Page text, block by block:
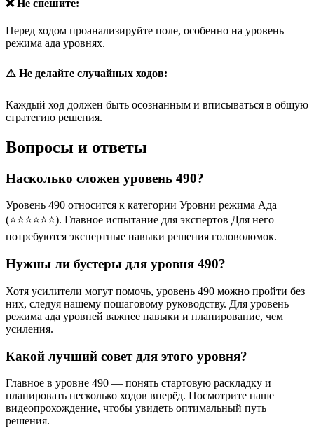
❌ Не спешите:
Перед ходом проанализируйте поле, особенно на уровень
режима ада уровнях.
⚠️ Не делайте случайных ходов:
Каждый ход должен быть осознанным и вписываться в общую
стратегию решения.
Вопросы и ответы
Насколько сложен уровень 490?
Уровень 490 относится к категории Уровни режима Ада
(⭐⭐⭐⭐⭐⭐). Главное испытание для экспертов Для него
потребуются экспертные навыки решения головоломок.
Нужны ли бустеры для уровня 490?
Хотя усилители могут помочь, уровень 490 можно пройти без
них, следуя нашему пошаговому руководству. Для уровень
режима ада уровней важнее навыки и планирование, чем
усиления.
Какой лучший совет для этого уровня?
Главное в уровне 490 — понять стартовую раскладку и
планировать несколько ходов вперёд. Посмотрите наше
видеопрохождение, чтобы увидеть оптимальный путь
решения.